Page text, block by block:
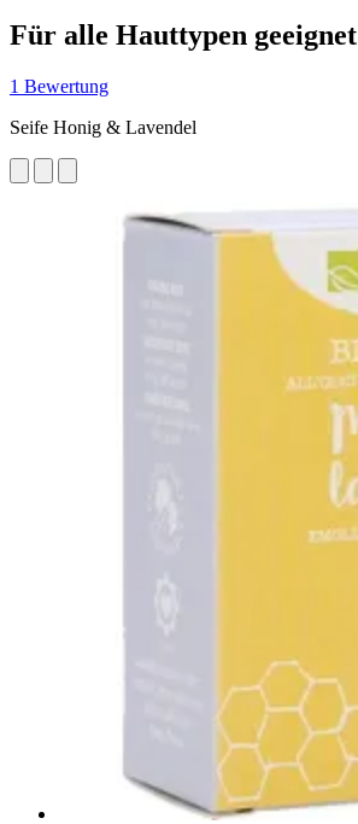
Für alle Hauttypen geeignet
1 Bewertung
Seife Honig & Lavendel